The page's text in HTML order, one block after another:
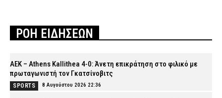
ΡΟΗ ΕΙΔΗΣΕΩΝ
ΑΕΚ – Athens Kallithea 4-0: Άνετη επικράτηση στο φιλικό με
πρωταγωνιστή τον Γκατσίνοβιτς
SPORTS 8 Αυγούστου 2026 22:36